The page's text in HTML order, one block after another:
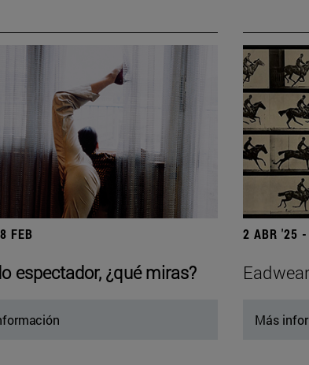
FEB
espectador, ¿qué miras?
2 ABR '25
Más